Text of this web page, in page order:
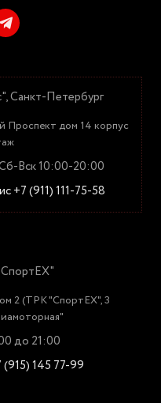
Санкт-Петербург
Проспект дом 14 корпус
Вск 10:00-20:00
+7 (911) 111-75-58
2 (ТРК "СпортЕХ", 3
до 21:00
(915) 145 77-99